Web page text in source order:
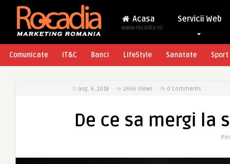
Acasa
www.rocadia.ro
Servicii Web
Comunicate IT&C Banci LifeStyle Sanatate Sport
aug. 6, 2018 2666 Views 0 Comments
De ce sa mergi la